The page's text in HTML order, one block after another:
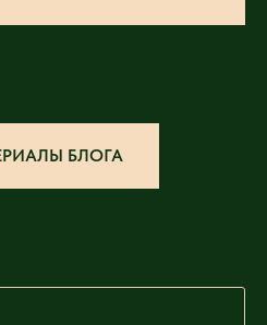
БЛОГА